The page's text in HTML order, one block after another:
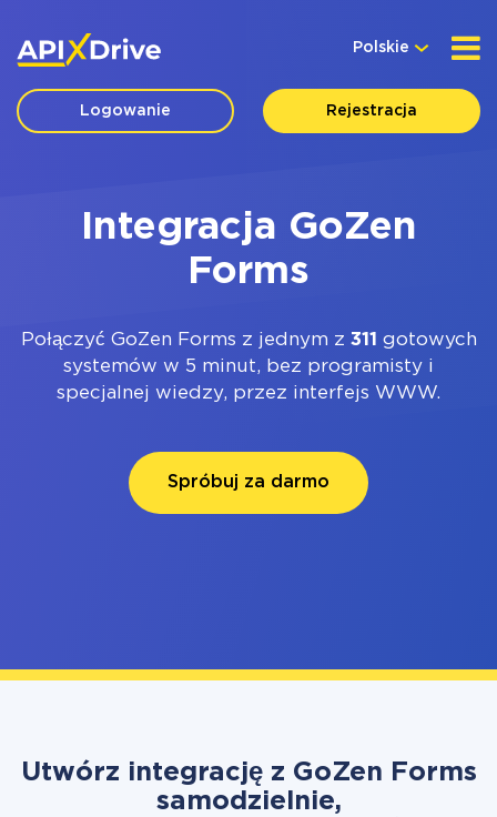
Polskie
Logowanie Rejestracja
Integracja GoZen
Forms
Połączyć GoZen Forms z jednym z 311 gotowych
systemów w 5 minut, bez programisty i
specjalnej wiedzy, przez interfejs WWW.
Spróbuj za darmo
Utwórz integrację z GoZen Forms
samodzielnie,